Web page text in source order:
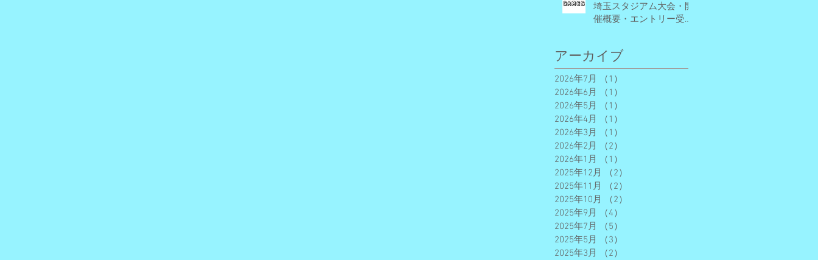
埼玉スタジアム大会・開
催概要・エントリー受付
アーカイブ
2026年7月 （1）
2026年6月
（1）
2026年5月
（1）
2026年4月
（1）
2026年3月
（1）
2026年2月
（2）
2026年1月
（1）
2025年12月
（2）
2025年11月
（2）
2025年10月
（2）
2025年9月
（4）
2025年7月
（5）
2025年5月
（3）
2025年3月
（2）